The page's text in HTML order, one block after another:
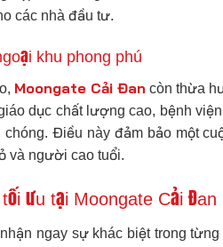
các nhà đầu tư.
khu phong phú
Moongate Cải Đan còn thừa
dục chất lượng cao, bệnh
Điều này đảm bảo một
và người cao tuổi.
ưu tại Moongate Cải Đan
ngay sự khác biệt trong